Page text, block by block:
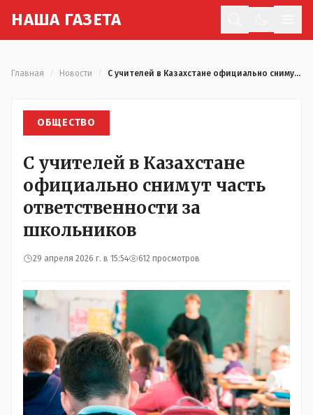
НАША ГАЗЕТА
Главная Новости С учителей в Казахстане официально снимут часть ответственности за школьников
ОБЩЕСТВО
С учителей в Казахстане
официально снимут часть
ответственности за
школьников
29 апреля 2026 г. в 15:54 612 просмотров